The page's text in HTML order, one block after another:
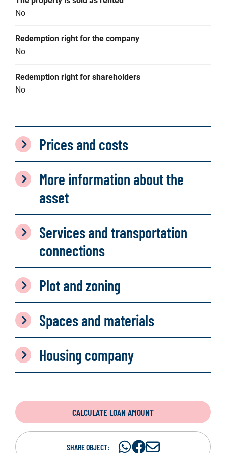
No
Redemption right for the company
No
Redemption right for shareholders
No
Prices and costs
More information about the
asset
Services and transportation
connections
Plot and zoning
Spaces and materials
Housing company
CALCULATE LOAN AMOUNT
SHARE OBJECT:
ShareShare
S